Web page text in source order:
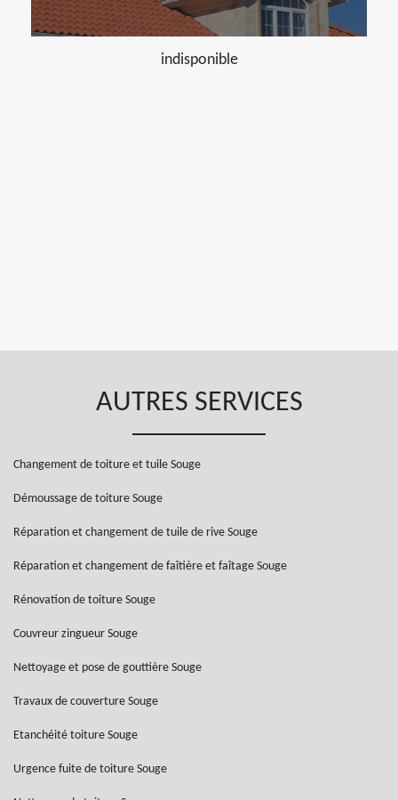
indisponible
AUTRES SERVICES
Changement de toiture et tuile Souge
Démoussage de toiture Souge
Réparation et changement de tuile de rive Souge
Réparation et changement de faîtière et faîtage Souge
Rénovation de toiture Souge
Couvreur zingueur Souge
Nettoyage et pose de gouttière Souge
Travaux de couverture Souge
Etanchéité toiture Souge
Urgence fuite de toiture Souge